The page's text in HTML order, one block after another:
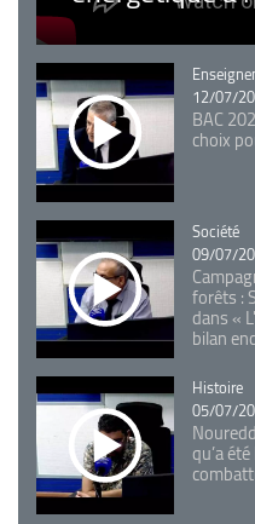
Catégorie
12/07/
BAC
choix
Catégorie
Société
09/07/
forêts :
dans «
bilan
Catégorie
Histoire
05/07/
qu’a